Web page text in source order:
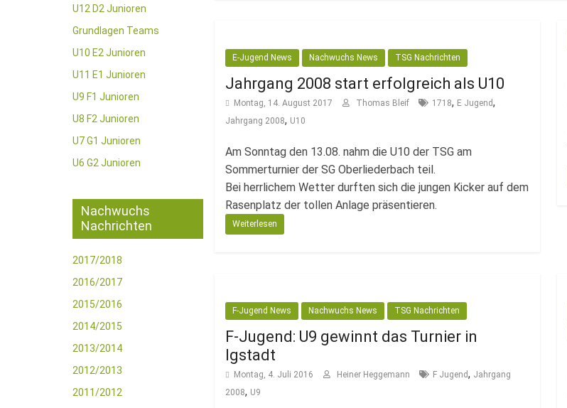
E-Jugend News Nachwuchs News TSG Nachrichten
Jahrgang 2008 start erfolgreich als U10
Montag, 14. August 2017 Thomas Bleif 1718, E Jugend,
Jahrgang 2008, U10
Am Sonntag den 13.08. nahm die U10 der TSG am
Sommerturnier der SG Oberliederbach teil.
Bei herrlichem Wetter durften sich die jungen Kicker auf dem
Rasenplatz der tollen Anlage präsentieren.
Weiterlesen
F-Jugend News Nachwuchs News TSG Nachrichten
F-Jugend: U9 gewinnt das Turnier in
Igstadt
Montag, 4. Juli 2016 Heiner Heggemann F Jugend, Jahrgang
2008, U9
U12 D2 Junioren
Grundlagen Teams
U10 E2 Junioren
U11 E1 Junioren
U9 F1 Junioren
U8 F2 Junioren
U7 G1 Junioren
U6 G2 Junioren
Nachwuchs
Nachrichten
2017/2018
2016/2017
2015/2016
2014/2015
2013/2014
2012/2013
2011/2012